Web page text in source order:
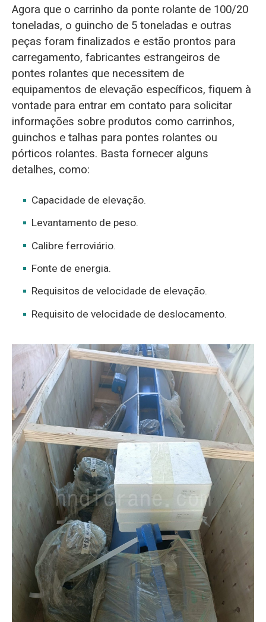
Agora que o carrinho da ponte rolante de 100/20
toneladas, o guincho de 5 toneladas e outras
peças foram finalizados e estão prontos para
carregamento, fabricantes estrangeiros de
pontes rolantes que necessitem de
equipamentos de elevação específicos, fiquem à
vontade para entrar em contato para solicitar
informações sobre produtos como carrinhos,
guinchos e talhas para pontes rolantes ou
pórticos rolantes. Basta fornecer alguns
detalhes, como:
Capacidade de elevação.
Levantamento de peso.
Calibre ferroviário.
Fonte de energia.
Requisitos de velocidade de elevação.
Requisito de velocidade de deslocamento.